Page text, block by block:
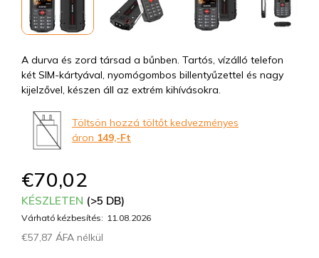
€70,02
KÉSZLETEN (>5 DB)
Várható kézbesítés: 11.08.2026
€57,87 ÁFA nélkül
A durva és zord társad a bűnben. Tartós, vízálló telefon
két SIM-kártyával, nyomógombos billentyűzettel és nagy
kijelzővel, készen áll az extrém kihívásokra.
Töltsön hozzá töltőt kedvezményes
áron 149,-Ft